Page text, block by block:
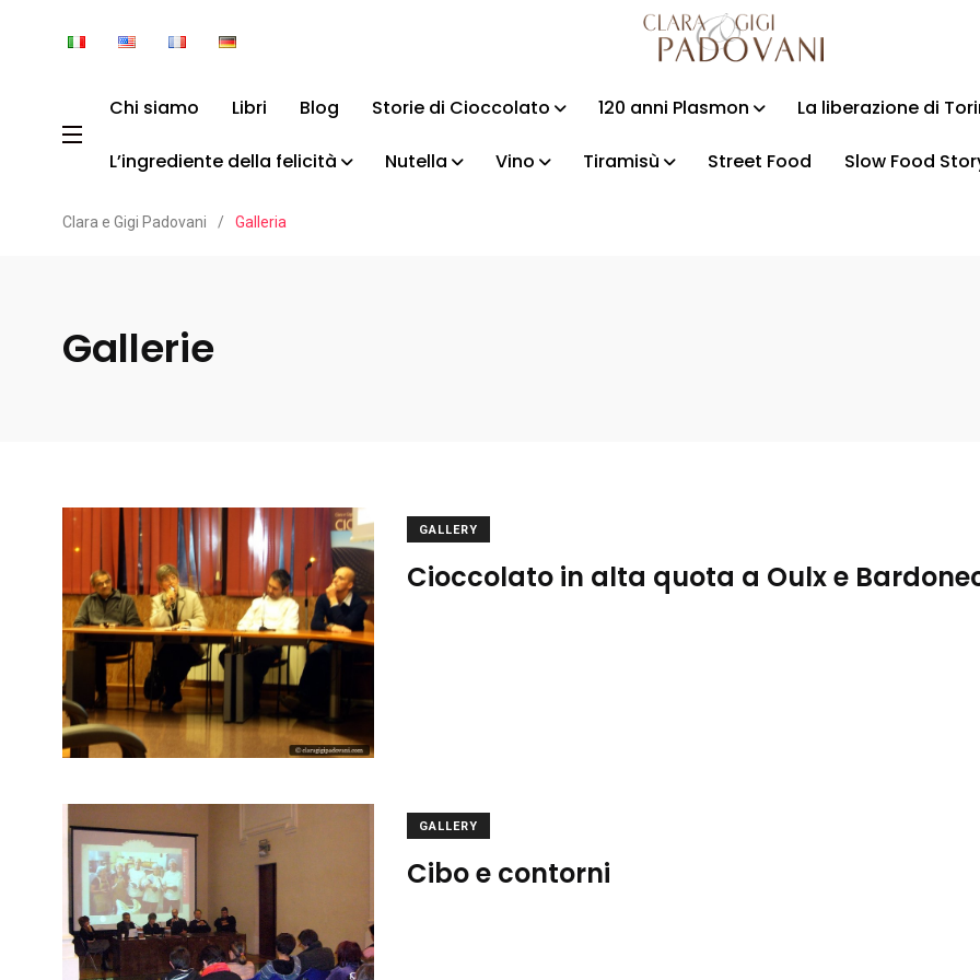
Chi siamo Libri Blog Storie di Cioccolato 120 anni Plasmon La liberazione di
L’ingrediente della felicità Nutella Vino Tiramisù Street Food Slow Food
Clara e Gigi Padovani / Galleria
Gallerie
GALLERY
Cioccolato in alta quota a Oulx e
GALLERY
Cibo e contorni